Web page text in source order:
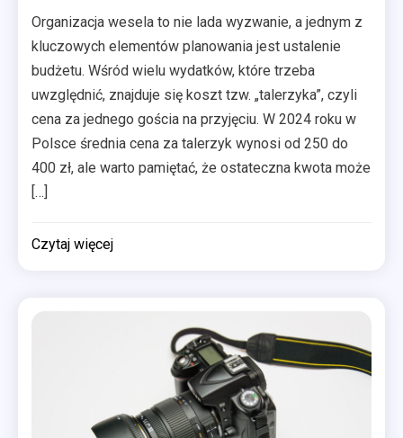
Organizacja wesela to nie lada wyzwanie, a jednym z
kluczowych elementów planowania jest ustalenie
budżetu. Wśród wielu wydatków, które trzeba
uwzględnić, znajduje się koszt tzw. „talerzyka”, czyli
cena za jednego gościa na przyjęciu. W 2024 roku w
Polsce średnia cena za talerzyk wynosi od 250 do
400 zł, ale warto pamiętać, że ostateczna kwota może
[…]
Czytaj więcej